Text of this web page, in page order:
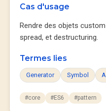
Cas d'usage
Rendre des objets
spread, et destructuring.
Termes lies
Generator Symbol
#core #ES6 #pattern